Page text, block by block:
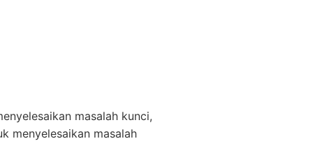
masalah kunci,
menyelesaikan masalah